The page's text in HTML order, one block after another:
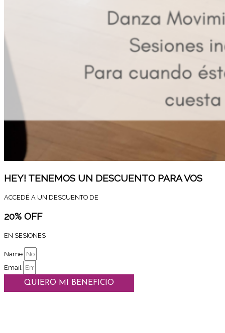
HEY! TENEMOS UN DESCUENTO PARA VOS
ACCEDÉ A UN DESCUENTO DE
20% OFF
EN SESIONES
Name
Email
QUIERO MI BENEFICIO